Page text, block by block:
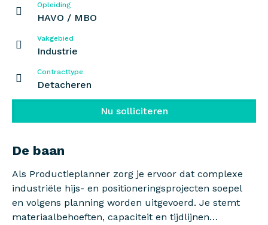
Opleiding
HAVO / MBO
Vakgebied
Industrie
Contracttype
Detacheren
Nu solliciteren
De baan
Als Productieplanner zorg je ervoor dat complexe
industriële hijs- en positioneringsprojecten soepel
en volgens planning worden uitgevoerd. Je stemt
materiaalbehoeften, capaciteit en tijdlijnen